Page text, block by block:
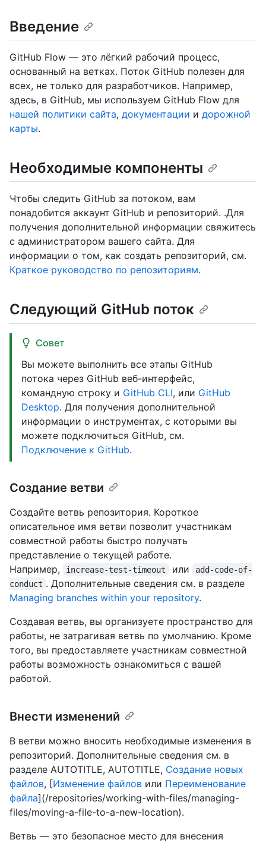
Введение
GitHub Flow — это лёгкий рабочий процесс,
основанный на ветках. Поток GitHub полезен для
всех, не только для разработчиков. Например,
здесь, в GitHub, мы используем GitHub Flow для
нашей политики сайта, документации и дорожной
карты.
Необходимые компоненты
Чтобы следить GitHub за потоком, вам
понадобится аккаунт GitHub и репозиторий. .Для
получения дополнительной информации свяжитесь
с администратором вашего сайта. Для
информации о том, как создать репозиторий, см.
Краткое руководство по репозиториям.
Следующий GitHub поток
Совет
Вы можете выполнить все этапы GitHub
потока через GitHub веб-интерфейс,
командную строку и GitHub CLI, или GitHub
Desktop. Для получения дополнительной
информации о инструментах, с которыми вы
можете подключиться GitHub, см.
Подключение к GitHub.
Создание ветви
Создайте ветвь репозитория. Короткое
описательное имя ветви позволит участникам
совместной работы быстро получать
представление о текущей работе.
Например,
increase-test-timeout или
add-code-of-
conduct . Дополнительные сведения см. в разделе
Managing branches within your repository.
Создавая ветвь, вы организуете пространство для
работы, не затрагивая ветвь по умолчанию. Кроме
того, вы предоставляете участникам совместной
работы возможность ознакомиться с вашей
работой.
Внести изменений
В ветви можно вносить необходимые изменения в
репозиторий. Дополнительные сведения см. в
разделе AUTOTITLE, AUTOTITLE, Создание новых
файлов, [Изменение файлов или Переименование
файла](/repositories/working-with-files/managing-
files/moving-a-file-to-a-new-location).
Ветвь — это безопасное место для внесения